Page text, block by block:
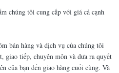
chúng tôi cung cấp với giá cả cạnh
bán hàng và dịch vụ của chúng tôi
giao tiếp, chuyên môn và đưa ra quyết
của bạn đến giao hàng cuối cùng. Và